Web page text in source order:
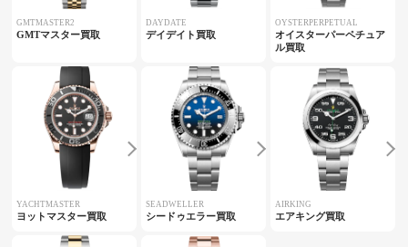
GMTMASTER2
GMTマスター買取
DAYDATE
デイデイト買取
OYSTERPERPETUAL
オイスターパーペチュア
ル買取
YACHTMASTER
ヨットマスター買取
SEADWELLER
シードゥエラー買取
AIRKING
エアキング買取